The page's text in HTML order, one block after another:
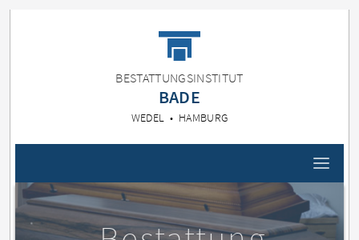
BESTATTUNGSINSTITUT
BADE
WEDEL • HAMBURG